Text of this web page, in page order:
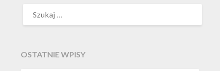
OSTATNIE WPISY